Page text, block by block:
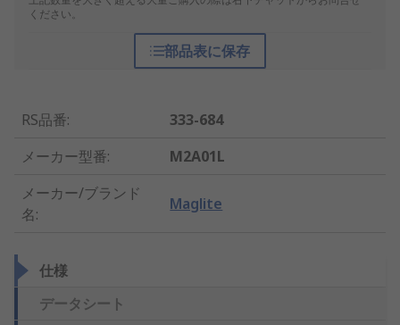
ください。
部品表に保存
RS品番:
333-684
メーカー型番:
M2A01L
メーカー/ブランド
名:
Maglite
仕様
データシート